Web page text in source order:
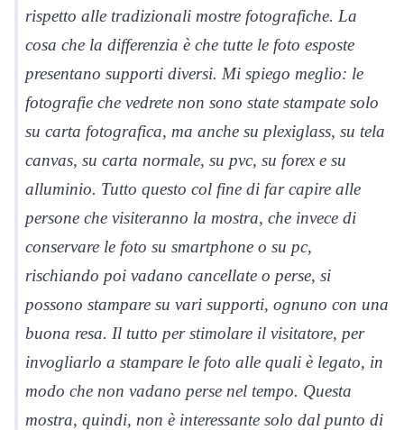
rispetto alle tradizionali mostre fotografiche. La
cosa che la differenzia è che tutte le foto esposte
presentano supporti diversi. Mi spiego meglio: le
fotografie che vedrete non sono state stampate solo
su carta fotografica, ma anche su plexiglass, su tela
canvas, su carta normale, su pvc, su forex e su
alluminio. Tutto questo col fine di far capire alle
persone che visiteranno la mostra, che invece di
conservare le foto su smartphone o su pc,
rischiando poi vadano cancellate o perse, si
possono stampare su vari supporti, ognuno con una
buona resa. Il tutto per stimolare il visitatore, per
invogliarlo a stampare le foto alle quali è legato, in
modo che non vadano perse nel tempo. Questa
mostra, quindi, non è interessante solo dal punto di